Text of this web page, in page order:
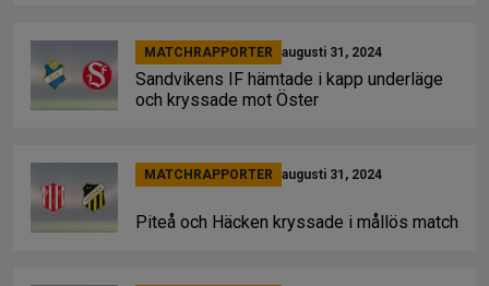
MATCHRAPPORTER augusti 31, 2024
Sandvikens IF hämtade i kapp underläge
och kryssade mot Öster
MATCHRAPPORTER augusti 31, 2024
Piteå och Häcken kryssade i mållös match